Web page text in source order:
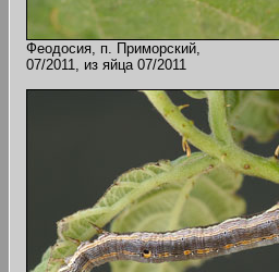
Феодосия, п. Приморский,
07/2011, из яйца 07/2011